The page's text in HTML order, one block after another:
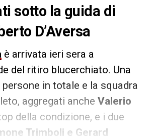
sotto la guida di
D’Aversa
è arrivata ieri sera a
del ritiro blucerchiato. Una
in totale e la squadra
aggregati anche Valerio
della condizione, e i due
Trimboli e Gerard